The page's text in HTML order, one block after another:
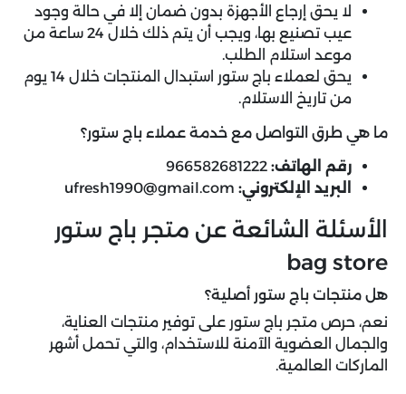
لا يحق إرجاع الأجهزة بدون ضمان إلا في حالة وجود
عيب تصنيع بها، ويجب أن يتم ذلك خلال 24 ساعة من
موعد استلام الطلب.
يحق لعملاء باج ستور استبدال المنتجات خلال 14 يوم
من تاريخ الاستلام.
ما هي طرق التواصل مع خدمة عملاء باج ستور؟
رقم الهاتف:
البريد الإلكتروني: ufresh1990@gmail.com
الأسئلة الشائعة عن متجر باج ستور
bag store
هل منتجات باج ستور أصلية؟
نعم، حرص متجر باج ستور على توفير منتجات العناية،
والجمال العضوية الآمنة للاستخدام، والتي تحمل أشهر
الماركات العالمية.